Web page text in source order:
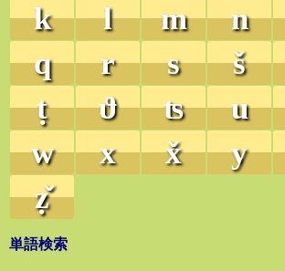
k
l m n
q
r s š
ṭ
ϑ ʦ u
w
x x̌ y
ẓ̌
単語検索